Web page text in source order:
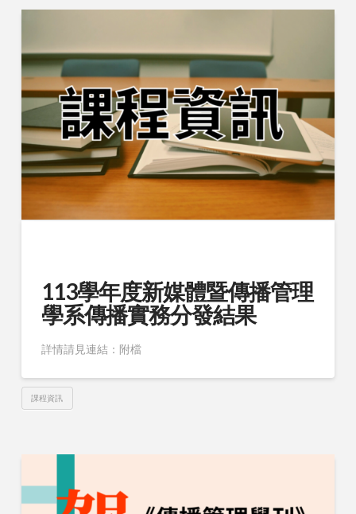
113學年度新媒體暨傳播管理
學系傳播實務分發結果
詳情請見連結：附檔
課程資訊